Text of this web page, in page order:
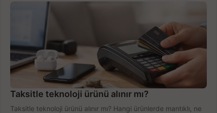
Taksitle teknoloji ürünü alınır mı?
Taksitle teknoloji ürünü alınır mı? Hangi ürünlerde mantıklı, ne